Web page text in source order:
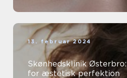
13. februar 2024
Skønhedsklinik
for æstetisk perfektion